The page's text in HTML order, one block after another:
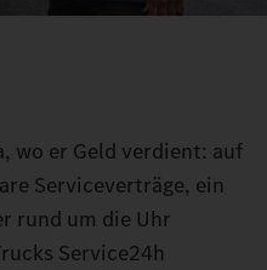
wo er Geld verdient: auf
Serviceverträge, ein
rund um die Uhr
Service24h